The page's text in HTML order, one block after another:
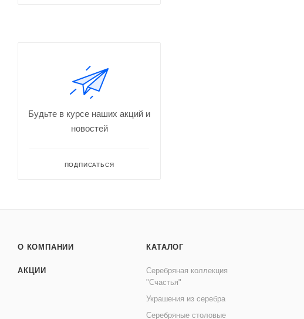
Будьте в курсе наших акций и
новостей
ПОДПИСАТЬСЯ
О КОМПАНИИ
АКЦИИ
КАТАЛОГ
Серебряная коллекция
"Счастья"
Украшения из серебра
Серебряные столовые